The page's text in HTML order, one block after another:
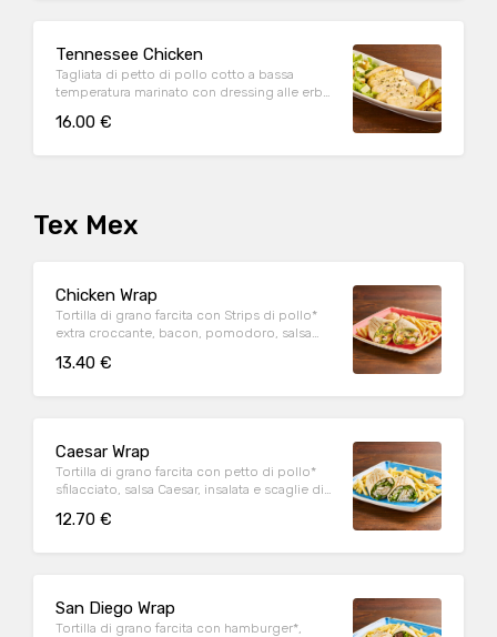
Tennessee Chicken
Tagliata di petto di pollo cotto a bassa
temperatura marinato con dressing alle erbe,
patate al forno
16.00 €
Tex Mex
Chicken Wrap
Tortilla di grano farcita con Strips di pollo*
extra croccante, bacon, pomodoro, salsa
patate* Fries e salsa OWW
13.40 €
Caesar Wrap
Tortilla di grano farcita con petto di pollo*
sfilacciato, salsa Caesar, insalata e scaglie di
patate* Fries e salsa OWW
12.70 €
San Diego Wrap
Tortilla di grano farcita con hamburger*,